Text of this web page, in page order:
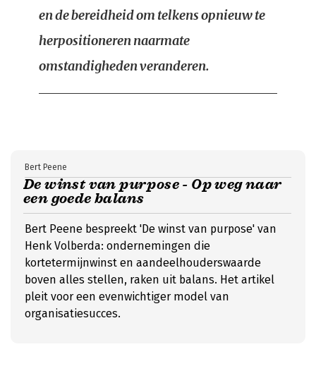
en de bereidheid om telkens opnieuw te
herpositioneren naarmate
omstandigheden veranderen.
De winst van purpose - Op weg naar
een goede balans
Bert Peene
Bert Peene bespreekt 'De winst van purpose' van
Henk Volberda: ondernemingen die
kortetermijnwinst en aandeelhouderswaarde
boven alles stellen, raken uit balans. Het artikel
pleit voor een evenwichtiger model van
organisatiesucces.